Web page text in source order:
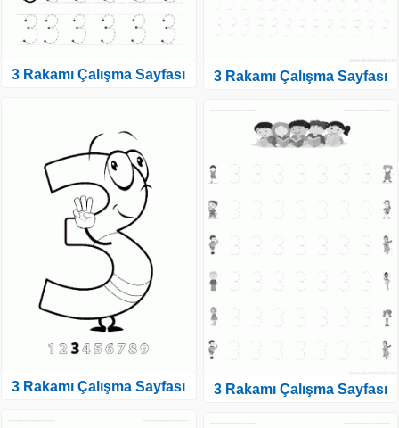
3 Rakamı Çalışma Sayfası
3 Rakamı Çalışma Sayfası
3 Rakamı Çalışma Sayfası
3 Rakamı Çalışma Sayfası